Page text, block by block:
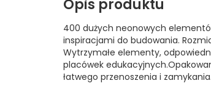
Opis produktu
400 dużych neonowych
inspiracjami do budowania.
Wytrzymałe elementy,
placówek
łatwego przenoszenia i zamykania.